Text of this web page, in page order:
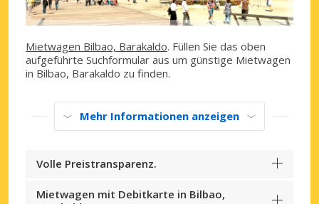
Mietwagen Bilbao, Barakaldo. Füllen Sie das oben
aufgeführte Suchformular aus um günstige Mietwagen
in Bilbao, Barakaldo zu finden.
Mehr Informationen anzeigen
Volle Preistransparenz.
Mietwagen mit Debitkarte in Bilbao,